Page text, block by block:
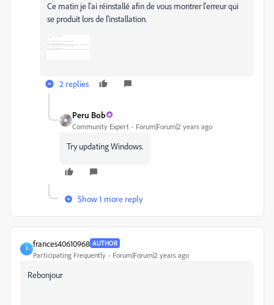
Ce matin je l'ai réinstallé afin de vous montrer l'erreur qui
se produit lors de l'installation.
2 replies
Peru Bob
Community Expert Forum|Forum|2 years ago
Try updating Windows.
Show 1 more reply
F
frances40610968 AUTHOR
Participating Frequently Forum|Forum|2 years ago
Rebonjour